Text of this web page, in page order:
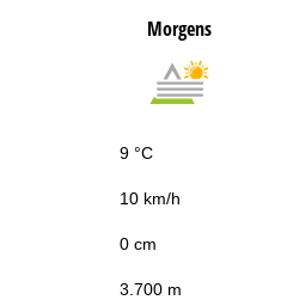
Morgens
9 °C
10 km/h
0 cm
3.700 m